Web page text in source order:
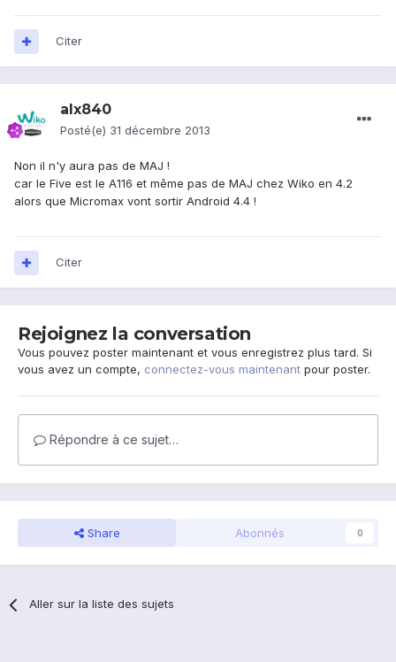
Citer
alx840
Posté(e) 31 décembre 2013
Non il n'y aura pas de MAJ !
car le Five est le A116 et même pas de MAJ chez Wiko en 4.2
alors que Micromax vont sortir Android 4.4 !
Citer
Rejoignez la conversation
Vous pouvez poster maintenant et vous enregistrez plus tard. Si
vous avez un compte, connectez-vous maintenant pour poster.
Répondre à ce sujet…
Share Abonnés 0
Aller sur la liste des sujets